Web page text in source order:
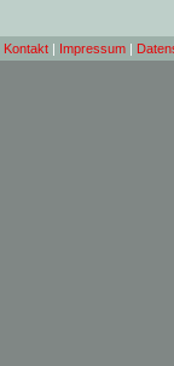
Kontakt | Impressum |